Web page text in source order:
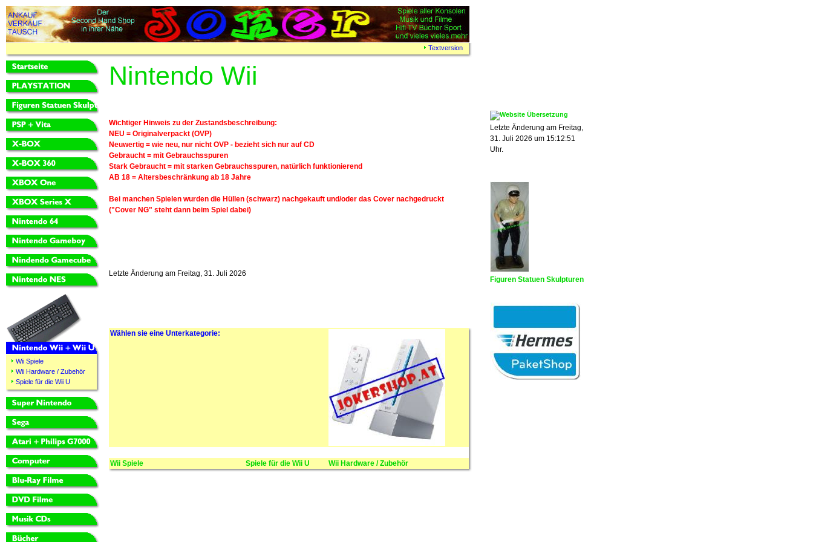
Textversion
Wii Spiele
Wii Hardware / Zubehör
Spiele für die Wii U
Nintendo Wii
Wichtiger Hinweis zu der Zustandsbeschreibung:
NEU = Originalverpackt (OVP)
Neuwertig = wie neu, nur nicht OVP - bezieht sich nur auf CD
Gebraucht = mit Gebrauchsspuren
Stark Gebraucht = mit starken Gebrauchsspuren, natürlich funktionierend
AB 18 = Altersbeschränkung ab 18 Jahre
Bei manchen Spielen wurden die Hüllen (schwarz) nachgekauft und/oder das Cover nachgedruckt
("Cover NG" steht dann beim Spiel dabei)
Letzte Änderung am Freitag, 31. Juli 2026
Wählen sie eine Unterkategorie:
Wii Spiele Spiele für die Wii U Wii Hardware / Zubehör
Letzte Änderung am Freitag,
31. Juli 2026 um 15:12:51
Uhr.
Figuren Statuen Skulpturen